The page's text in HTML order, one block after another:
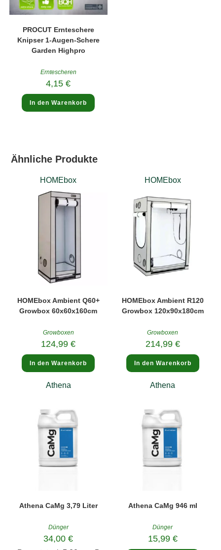
PROCUT Ernteschere
Knipser 1-Augen-Schere
Garden Highpro
Erntescheren
4,15€
In den Warenkorb
Ähnliche Produkte
HOMEbox
HOMEbox Ambient Q60+
Growbox 60x60x160cm
Growboxen
124,99€
In den Warenkorb
HOMEbox
HOMEbox Ambient R120
Growbox 120x90x180cm
Growboxen
214,99 €
In den Warenkorb
Athena
Athena CaMg 3,79 Liter
Dünger
34,00€
Athena
Athena CaMg 946 ml
Dünger
15,99 €